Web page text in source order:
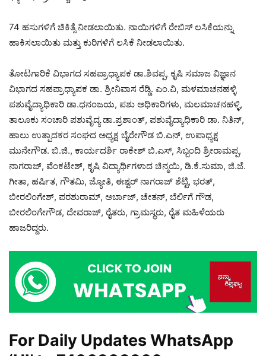
74 ಹಸುಗಳಿಗೆ ಚಿಕಿತ್ಸೆ ನೀಡಲಾಯಿತು. ನಾಯಿಗಳಿಗೆ ರೇಬಿಸ್ ಲಸಿಕೆಯನ್ನು
ಹಾಕಿಸಲಾಯಿತು ಮತ್ತು ಕುರಿಗಳಿಗೆ ಲಸಿಕೆ ನೀಡಲಾಯಿತು.
ತೋಟಗಾರಿಕೆ ವಿಭಾಗದ ಸಹಪ್ರಾಧ್ಯಾಪಕ ಡಾ.ಶಿವಪ್ಪ, ಕೃಷಿ ಸಮಾಜ ವಿಜ್ಞಾನ
ವಿಭಾಗದ ಸಹಪ್ರಾಧ್ಯಾಪಕ ಡಾ. ಶ್ರೀನಿವಾಸ ರೆಡ್ಡಿ. ಎಂ.ವಿ, ಮಳಮಾಚನಹಳ್ಳಿ
ಪಶುವೈದ್ಯಾಧಿಕಾರಿ ಡಾ.ಧನಂಜಯ, ಪಶು ಅಧಿಕಾರಿಗಳು, ಮಲಮಾಚನಹಳ್ಳಿ,
ತಾಲೂಕು ಸಂಚಾರಿ ಪಶುವೈದ್ಯ ಡಾ.ಪ್ರಶಾಂತ್, ಪಶುವೈದ್ಯಾಧಿಕಾರಿ ಡಾ. ನಿತಿನ್,
ಹಾಲು ಉತ್ಪಾದಕರ ಸಂಘದ ಅಧ್ಯಕ್ಷ ಬೈರೇಗೌಡ ಬಿ.ಎನ್, ಉಪಾಧ್ಯಕ್ಷ
ಮುನೇಗೌಡ. ಬಿ.ಜಿ., ಕಾರ್ಯದರ್ಶಿ ರಾಕೇಶ್ ಬಿ.ಎಸ್, ಸಿಬ್ಬಂದಿ ಶ್ರೀರಾಮಪ್ಪ,
ನಾಗರಾಜ್, ವೆಂಕಟೇಶ್, ಕೃಷಿ ವಿದ್ಯಾರ್ಥಿಗಳಾದ ಚಿನ್ಮಯಿ, ಡಿ.ಕೆ.ಸುಮಾ, ಜಿ.ಜೆ.
ಗೀತಾ, ಹರ್ಷಿತ, ಗೌತಮಿ, ಜ್ಯೋತಿ, ಈಶ್ವರ್ ನಾಗರಾಜ್ ಶೆಟ್ಟಿ, ಭರತ್,
ಬೀರಲಿಂಗೇಶ್, ಪರಶುರಾಮ್, ಅರ್ಬಾಜ್, ಚೇತನ್, ಬೆರ್ಲಿಗೆ ಗೌಡ,
ಬೀರಲಿಂಗೇಗೌಡ, ದೇವರಾಜ್, ರೈತರು, ಗ್ರಾಮಸ್ಥರು, ರೈತ ಮಹಿಳೆಯರು
ಹಾಜರಿದ್ದರು.
For Daily Updates WhatsApp